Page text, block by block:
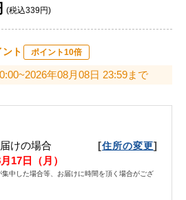
(税込339円)
ント ポイント10倍
年08月08日 23:59まで
けの場合 [住所の変更]
17日（月）
中した場合等、お届けに時間を頂く場合がござ